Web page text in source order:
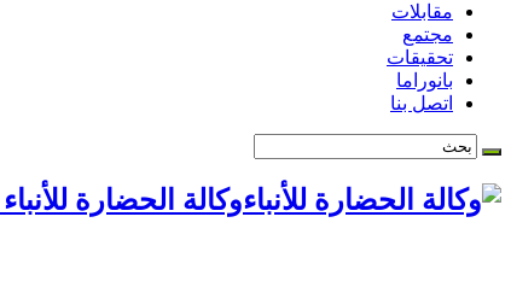
مقابلات
مجتمع
تحقيقات
بانوراما
اتصل بنا
وكالة الحضارة